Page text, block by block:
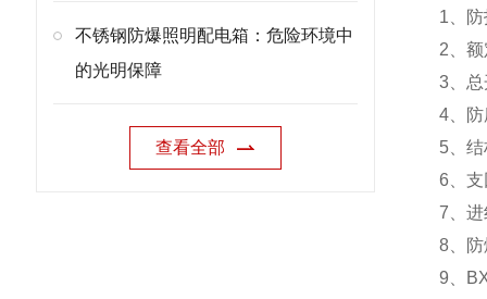
不锈钢防爆照明配电箱：危险环境中
的光明保障
查看全部
1、
2、
3、
4、
5、
6、
7、进
8、
9、